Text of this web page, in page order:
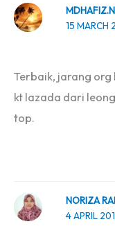
15 MARCH
Terbaik, jarang org
kt lazada dari
top.
NORIZA
4 APRIL